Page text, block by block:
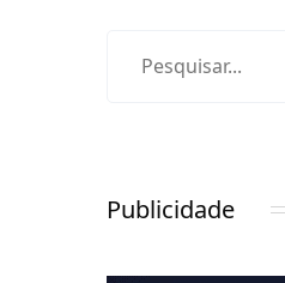
Publicidade